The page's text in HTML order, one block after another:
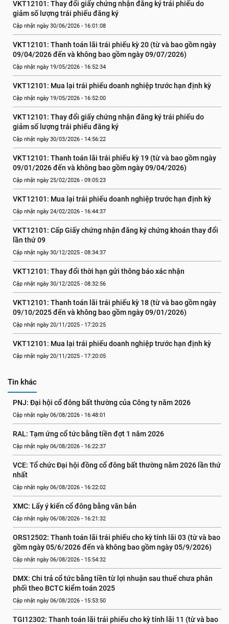
VKT12101: Thay đổi giấy chứng nhận đăng ký trái phiếu do
giảm số lượng trái phiếu đăng ký
Cập nhật ngày 30/06/2026 - 16:01:08
VKT12101: Thanh toán lãi trái phiếu kỳ 20 (từ và bao gồm ngày
09/04/2026 đến và không bao gồm ngày 09/07/2026)
Cập nhật ngày 19/05/2026 - 16:52:34
VKT12101: Mua lại trái phiếu doanh nghiệp trước hạn định kỳ
Cập nhật ngày 19/05/2026 - 16:52:00
VKT12101: Thay đổi giấy chứng nhận đăng ký trái phiếu do
giảm số lượng trái phiếu đăng ký
Cập nhật ngày 30/03/2026 - 14:56:22
VKT12101: Thanh toán lãi trái phiếu kỳ 19 (từ và bao gồm ngày
09/01/2026 đến và không bao gồm ngày 09/04/2026)
Cập nhật ngày 25/02/2026 - 09:05:23
VKT12101: Mua lại trái phiếu doanh nghiệp trước hạn định kỳ
Cập nhật ngày 24/02/2026 - 16:44:37
VKT12101: Cấp Giấy chứng nhận đăng ký chứng khoán thay đổi
lần thứ 09
Cập nhật ngày 30/12/2025 - 08:34:37
VKT12101: Thay đổi thời hạn gửi thông báo xác nhận
Cập nhật ngày 30/12/2025 - 08:32:56
VKT12101: Thanh toán lãi trái phiếu kỳ 18 (từ và bao gồm ngày
09/10/2025 đến và không bao gồm ngày 09/01/2026)
Cập nhật ngày 20/11/2025 - 17:20:25
VKT12101: Mua lại trái phiếu doanh nghiệp trước hạn định kỳ
Cập nhật ngày 20/11/2025 - 17:20:05
Tin khác
PNJ: Đại hội cổ đông bất thường của Công ty năm 2026
Cập nhật ngày 06/08/2026 - 16:48:01
RAL: Tạm ứng cổ tức bằng tiền đợt 1 năm 2026
Cập nhật ngày 06/08/2026 - 16:22:37
VCE: Tổ chức Đại hội đồng cổ đông bất thường năm 2026 lần thứ
nhất
Cập nhật ngày 06/08/2026 - 16:22:02
XMC: Lấy ý kiến cổ đông bằng văn bản
Cập nhật ngày 06/08/2026 - 16:21:32
ORS12502: Thanh toán lãi trái phiếu cho kỳ tính lãi 03 (từ và bao
gồm ngày 05/6/2026 đến và không bao gồm ngày 05/9/2026)
Cập nhật ngày 06/08/2026 - 15:54:32
DMX: Chi trả cổ tức bằng tiền từ lợi nhuận sau thuế chưa phân
phối theo BCTC kiểm toán 2025
Cập nhật ngày 06/08/2026 - 15:53:50
TGI12302: Thanh toán lãi trái phiếu cho kỳ tính lãi 11 (từ và bao